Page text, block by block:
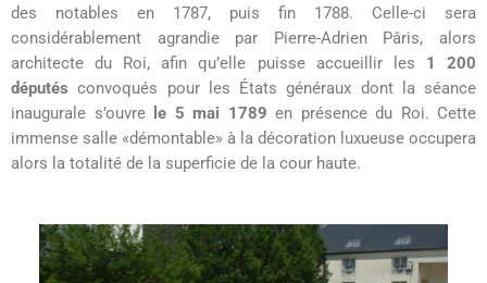
des notables en 1787, puis fin 1788. Celle-ci sera
considérablement agrandie par Pierre-Adrien Pâris, alors
architecte du Roi, afin qu’elle puisse accueillir les 1 200
députés convoqués pour les États généraux dont la séance
inaugurale s’ouvre
le 5 mai 1789 en présence du Roi. Cette
immense salle «démontable» à la décoration luxueuse occupera
alors la totalité de la superficie de la cour haute.